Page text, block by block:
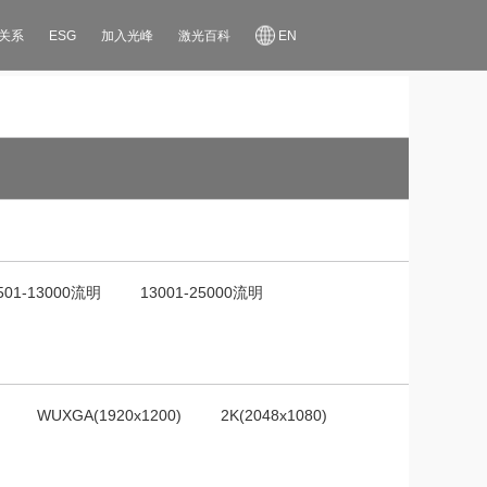
系 ESG 加入光峰 激光百科 EN
13000流明 13001-25000流明
WUXGA(1920x1200) 2K(2048x1080)